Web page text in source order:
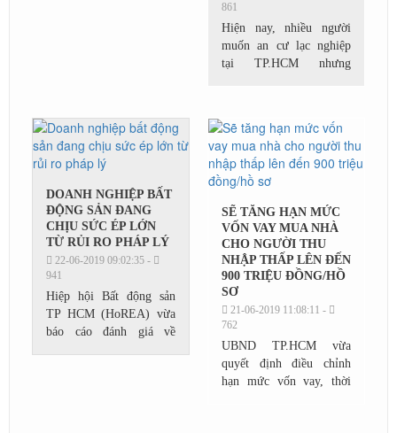
861
Hiện nay, nhiều người
muốn an cư lạc nghiệp
tại TP.HCM nhưng
mua nhà đất giấy tờ tay...
DOANH NGHIỆP BẤT
ĐỘNG SẢN ĐANG
CHỊU SỨC ÉP LỚN
TỪ RỦI RO PHÁP LÝ
22-06-2019 09:02:35 -
941
Hiệp hội Bất động sản
TP HCM (HoREA) vừa
báo cáo đánh giá về
SẼ TĂNG HẠN MỨC
VỐN VAY MUA NHÀ
CHO NGƯỜI THU
NHẬP THẤP LÊN ĐẾN
900 TRIỆU ĐỒNG/HỒ
SƠ
21-06-2019 11:08:11 -
762
UBND TP.HCM vừa
quyết định điều chỉnh
hạn mức vốn vay, thời